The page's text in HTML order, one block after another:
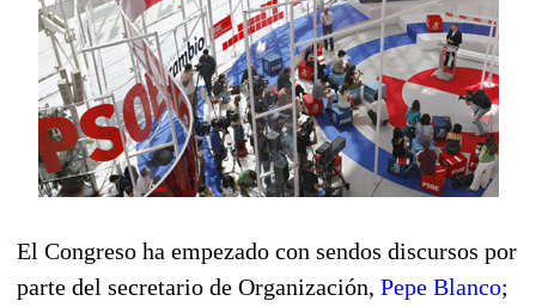
El Congreso ha empezado con sendos discursos por
parte del secretario de Organización, Pepe Blanco;